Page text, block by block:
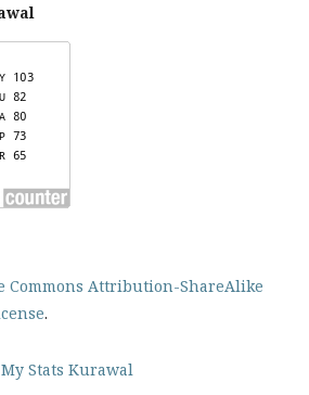
Commons Attribution-ShareAlike
.
Stats Kurawal